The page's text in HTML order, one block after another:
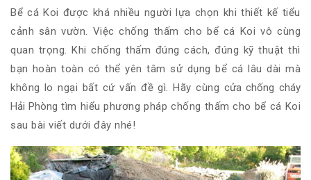
Bể cá Koi được khá nhiều người lựa chọn khi thiết kế tiểu
cảnh sân vườn. Việc chống thấm cho bể cá Koi vô cùng
quan trọng. Khi chống thấm đúng cách, đúng kỹ thuật thì
bạn hoàn toàn có thể yên tâm sử dụng bể cá lâu dài mà
không lo ngại bất cứ vấn đề gì. Hãy cùng cửa chống cháy
Hải Phòng tìm hiểu phương pháp chống thấm cho bể cá Koi
sau bài viết dưới đây nhé!